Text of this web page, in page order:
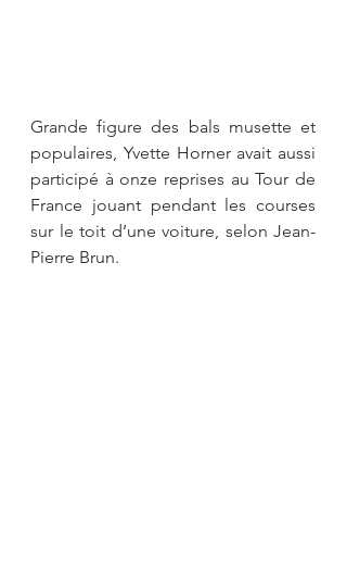
Grande figure des bals musette et
populaires, Yvette Horner avait aussi
participé à onze reprises au Tour de
France jouant pendant les courses
sur le toit d’une voiture, selon Jean-
Pierre Brun.